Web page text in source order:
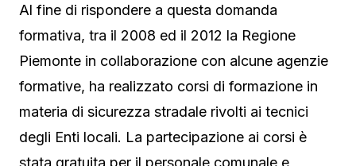
Al fine di rispondere a questa domanda
formativa, tra il 2008 ed il 2012 la Regione
Piemonte in collaborazione con alcune agenzie
formative, ha realizzato corsi di formazione in
materia di sicurezza stradale rivolti ai tecnici
degli Enti locali. La partecipazione ai corsi è
stata gratuita per il personale comunale e